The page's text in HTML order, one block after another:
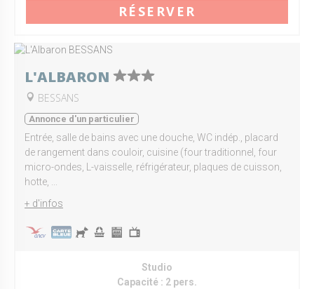
RÉSERVER
L'ALBARON
BESSANS
Annonce d'un particulier
Entrée, salle de bains avec une douche, WC indép., placard
de rangement dans couloir, cuisine (four traditionnel, four
micro-ondes, L-vaisselle, réfrigérateur, plaques de cuisson,
hotte, ...
+ d'infos
Studio
Capacité : 2 pers.